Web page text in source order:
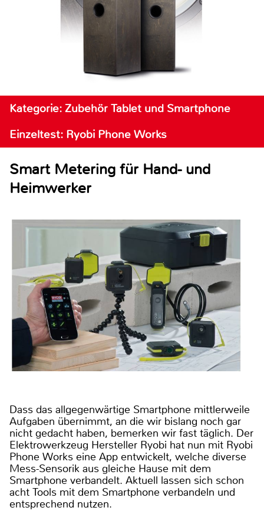
Kategorie: Zubehör Tablet und Smartphone
Einzeltest: Ryobi Phone Works
Smart Metering für Hand- und
Heimwerker
Dass das allgegenwärtige Smartphone mittlerweile
Aufgaben übernimmt, an die wir bislang noch gar
nicht gedacht haben, bemerken wir fast täglich. Der
Elektrowerkzeug Hersteller Ryobi hat nun mit Ryobi
Phone Works eine App entwickelt, welche diverse
Mess-Sensorik aus gleiche Hause mit dem
Smartphone verbandelt. Aktuell lassen sich schon
acht Tools mit dem Smartphone verbandeln und
entsprechend nutzen.